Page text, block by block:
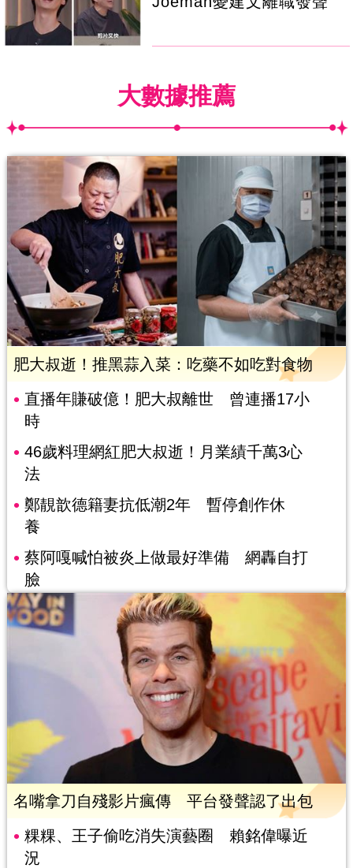
大數據推薦
肥大叔逝！推黑蒜入菜：吃藥不如吃對食物
直播年賺破億！肥大叔離世 曾連播17小
時
46歲料理網紅肥大叔逝！月業績千萬3心
法
鄭靚歆德籍妻抗低潮2年 暫停創作休
養
蔡阿嘎喊怕被炎上做最好準備 網轟自打
臉
名嘴拿刀自殘影片瘋傳 平台發聲認了出包
粿粿、王子偷吃消失演藝圈 賴銘偉曝近
況